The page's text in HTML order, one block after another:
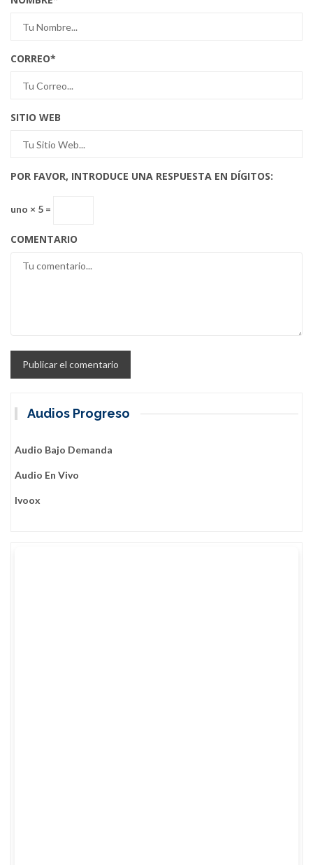
CORREO*
SITIO WEB
POR FAVOR, INTRODUCE UNA RESPUESTA EN DÍGITOS:
uno × 5 =
COMENTARIO
Audios Progreso
Audio Bajo Demanda
Audio En Vivo
Ivoox